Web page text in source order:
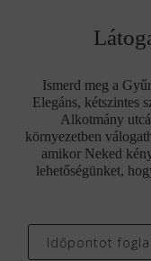
Ismerd meg a
Elegáns, kétszintes
Alkotmány
környezetben
amikor Neked
lehetőségünket,
Időpontot